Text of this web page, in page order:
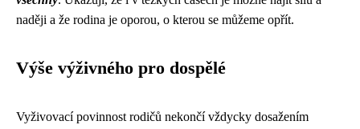
naději a že rodina je oporou, o kterou se můžeme opřít.
Výše výživného pro dospělé
Vyživovací povinnost rodičů nekončí vždycky dosažením